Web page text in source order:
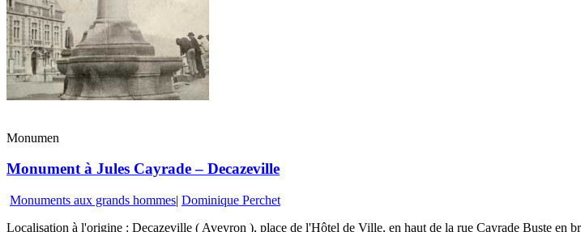
Monumen
Monument à Jules Cayrade – Decazeville
Monuments aux grands hommes| Dominique Perchet
Localisation à l'origine : Decazeville ( Aveyron ), place de l'Hôtel de Ville, en haut de la rue Cayrade Buste en